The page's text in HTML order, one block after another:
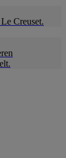
Creuset.